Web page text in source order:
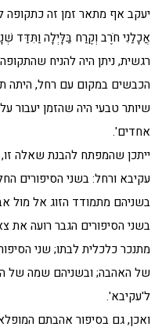
יעקב אף מתאר זמן זה כתקופה
אֲכָלַנִי חֹרֶב וְקֶרַח בַּלָּיְלָה וַתִּדַּד
רגשית, ניתן היה להניח
הכבשים במקום עם רחל, היתה
שיותר טבעי היה שהזמן יעבור
אחדים'.
ייתכן שהמפתח להבנת שאלה
עקיבא ורחל: בשני הסיפורים
בשניהם מתמודד הזוג אל מול
בשני הסיפורים הגבר רועה את
מתנכר כלכלית לבתו; שני
של האהבה; ובשניהם שמה של
ל'עקיבא'.
ואכן, גם בסיפור אהבתם